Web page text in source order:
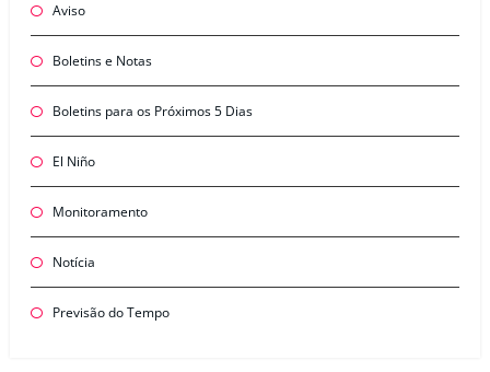
Aviso
Boletins e Notas
Boletins para os Próximos 5 Dias
El Niño
Monitoramento
Notícia
Previsão do Tempo